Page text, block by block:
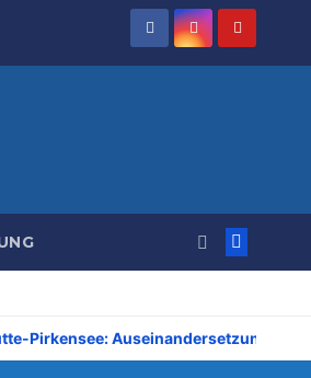
Pirkensee: Auseinandersetzung